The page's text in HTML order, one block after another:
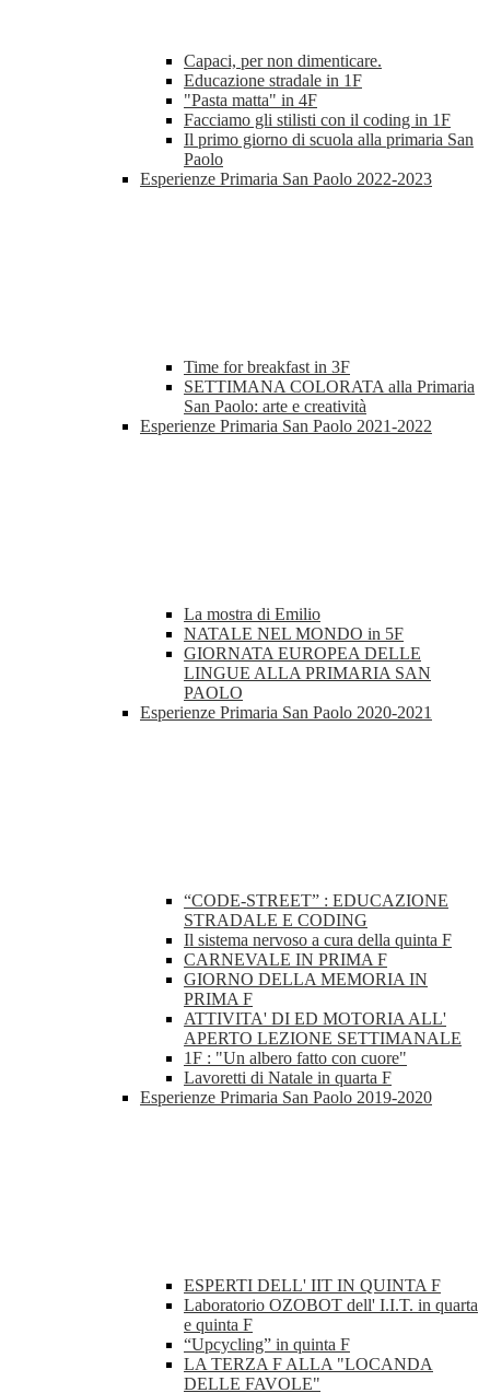
Capaci, per non dimenticare.
Educazione stradale in 1F
"Pasta matta" in 4F
Facciamo gli stilisti con il coding in 1F
Il primo giorno di scuola alla primaria San
Paolo
Esperienze Primaria San Paolo 2022-2023
Time for breakfast in 3F
SETTIMANA COLORATA alla Primaria
San Paolo: arte e creatività
Esperienze Primaria San Paolo 2021-2022
La mostra di Emilio
NATALE NEL MONDO in 5F
GIORNATA EUROPEA DELLE
LINGUE ALLA PRIMARIA SAN
PAOLO
Esperienze Primaria San Paolo 2020-2021
“CODE-STREET” : EDUCAZIONE
STRADALE E CODING
Il sistema nervoso a cura della quinta F
CARNEVALE IN PRIMA F
GIORNO DELLA MEMORIA IN
PRIMA F
ATTIVITA' DI ED MOTORIA ALL'
APERTO LEZIONE SETTIMANALE
1F : "Un albero fatto con cuore"
Lavoretti di Natale in quarta F
Esperienze Primaria San Paolo 2019-2020
ESPERTI DELL' IIT IN QUINTA F
Laboratorio OZOBOT dell' I.I.T. in quarta
e quinta F
“Upcycling” in quinta F
LA TERZA F ALLA "LOCANDA
DELLE FAVOLE"